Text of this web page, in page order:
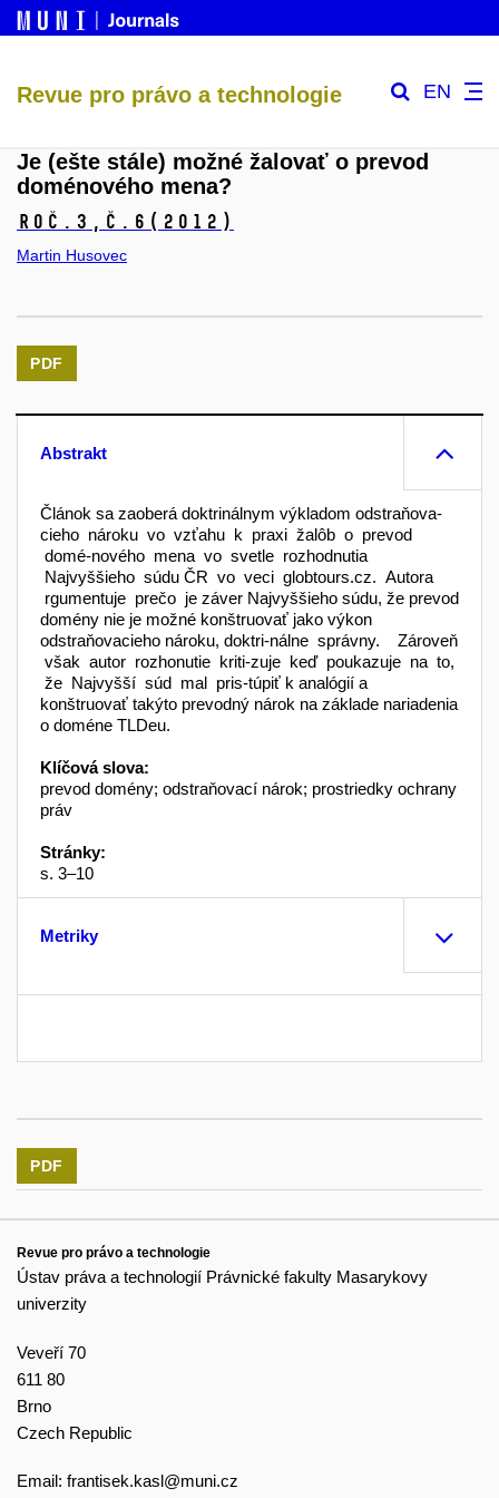
Revue pro právo a technologie EN
Je (ešte stále) možné žalovať o prevod
doménového mena?
Roč.3, č.6 (2012)
Martin Husovec
PDF
Abstrakt
Článok sa zaoberá doktrinálnym výkladom odstraňova-
cieho nároku vo vzťahu k praxi žalôb o prevod
domé-nového mena vo svetle rozhodnutia
Najvyššieho súdu ČR vo veci globtours.cz. Autora
rgumentuje prečo je záver Najvyššieho súdu, že prevod
domény nie je možné konštruovať jako výkon
odstraňovacieho nároku, doktri-nálne správny. Zároveň
však autor rozhonutie kriti-zuje keď poukazuje na to,
že Najvyšší súd mal pris-túpiť k analógií a
konštruovať takýto prevodný nárok na základe nariadenia
o doméne TLDeu.
Klíčová slova:
prevod domény; odstraňovací nárok; prostriedky ochrany
práv
Stránky:
s. 3–10
Metriky
PDF
Revue pro právo a technologie
Ústav práva a technologií Právnické fakulty Masarykovy
univerzity
Veveří 70
611 80
Brno
Czech Republic
Email: frantisek.kasl@muni.cz